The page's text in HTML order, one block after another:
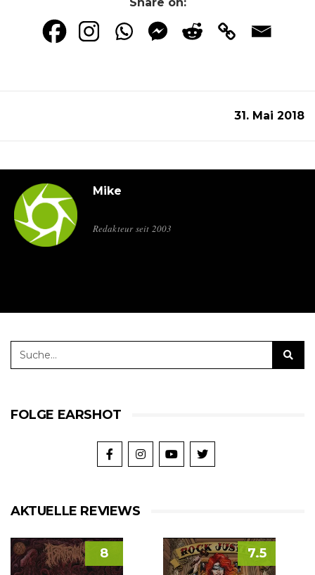
31. Mai 2018
Mike
Redakteur seit 2003
FOLGE EARSHOT
AKTUELLE REVIEWS
8 7.5